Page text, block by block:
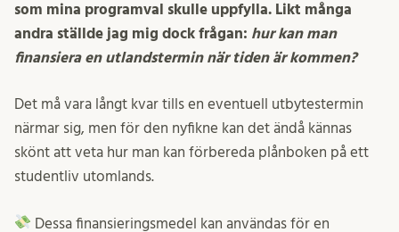
som mina programval skulle uppfylla. Likt många
andra ställde jag mig dock frågan: hur kan man
finansiera en utlandstermin när tiden är kommen?
Det må vara långt kvar tills en eventuell utbytestermin
närmar sig, men för den nyfikne kan det ändå kännas
skönt att veta hur man kan förbereda plånboken på ett
studentliv utomlands.
Dessa finansieringsmedel kan användas för en